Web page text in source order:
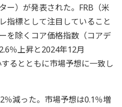
ー）が発表された。FRB（米
指標として注目していること
を除くコア価格指数（コアデ
％上昇と2024年12月
するとともに市場予想に一致し
％減った。市場予想は0.1％増